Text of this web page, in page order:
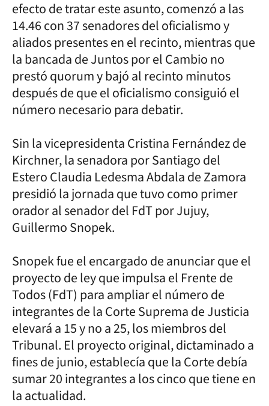
efecto de tratar este asunto, comenzó a las
14.46 con 37 senadores del oficialismo y
aliados presentes en el recinto, mientras que
la bancada de Juntos por el Cambio no
prestó quorum y bajó al recinto minutos
después de que el oficialismo consiguió el
número necesario para debatir.
Sin la vicepresidenta Cristina Fernández de
Kirchner, la senadora por Santiago del
Estero Claudia Ledesma Abdala de Zamora
presidió la jornada que tuvo como primer
orador al senador del FdT por Jujuy,
Guillermo Snopek.
Snopek fue el encargado de anunciar que el
proyecto de ley que impulsa el Frente de
Todos (FdT) para ampliar el número de
integrantes de la Corte Suprema de Justicia
elevará a 15 y no a 25, los miembros del
Tribunal. El proyecto original, dictaminado a
fines de junio, establecía que la Corte debía
sumar 20 integrantes a los cinco que tiene en
la actualidad.